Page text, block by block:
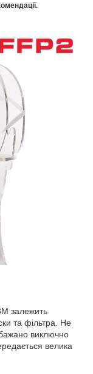
залежить
та фільтра. Не
виключно
велика